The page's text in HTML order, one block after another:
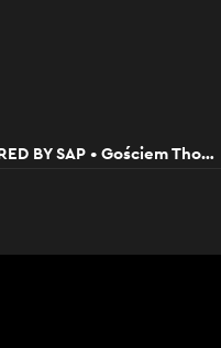
TECHNOLOGICZNIE • EXTRA POWERED BY SAP • Gościem Thomas Duschek